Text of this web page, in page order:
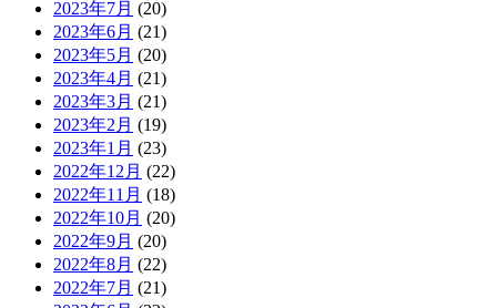
2023年7月 (20)
2023年6月 (21)
2023年5月 (20)
2023年4月 (21)
2023年3月 (21)
2023年2月 (19)
2023年1月 (23)
2022年12月 (22)
2022年11月 (18)
2022年10月 (20)
2022年9月 (20)
2022年8月 (22)
2022年7月 (21)